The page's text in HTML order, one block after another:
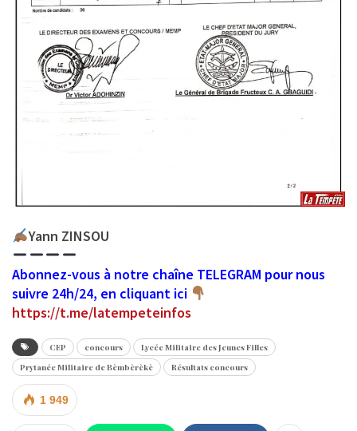
Yann ZINSOU
Abonnez-vous à notre chaîne TELEGRAM pour nous
suivre 24h/24, en cliquant ici
https://t.me/latempeteinfos
CEP concours
Lycée Militaire des Jeunes Filles
Prytanée Militaire de Bèmbèrèkè
Résultats concours
1 949